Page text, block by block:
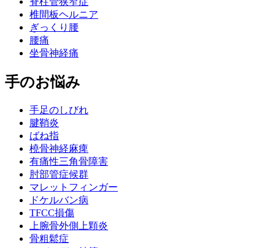
椎間板ヘルニア
ぎっくり腰
腰痛
坐骨神経痛
手のお悩み
手足のしびれ
腱鞘炎
ばね指
橈骨神経麻痺
有痛性三角骨障害
肘部管症候群
マレットフィンガー
ドケルバン病
TFCC損傷
上腕骨外側上顆炎
骨粗鬆症